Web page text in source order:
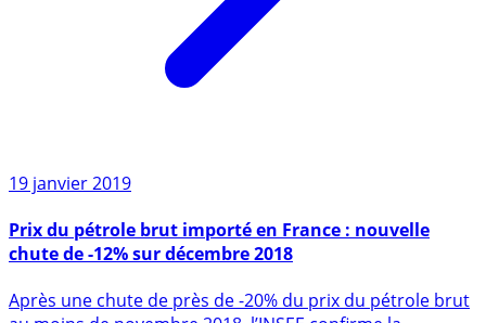
19 janvier 2019
chute de -12% sur décembre 2018